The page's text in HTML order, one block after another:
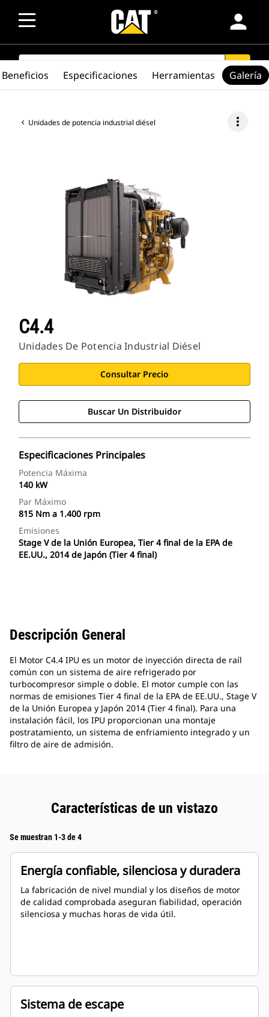
person
SEARCH search
Unidades de potencia industrial diésel more_vert
C4.4
Unidades De Potencia Industrial Diésel
Consultar Precio
Buscar Un Distribuidor
Especificaciones Principales
Potencia Máxima
140 kW
Par Máximo
815 Nm a 1.400 rpm
Emisiones
Stage V de la Unión Europea, Tier 4 final de la EPA de
EE.UU., 2014 de Japón (Tier 4 final)
Beneficios Especificaciones Herramientas Galería
Descripción General
El Motor C4.4 IPU es un motor de inyección directa de raíl
común con un sistema de aire refrigerado por
turbocompresor simple o doble. El motor cumple con las
normas de emisiones Tier 4 final de la EPA de EE.UU., Stage V
de la Unión Europea y Japón 2014 (Tier 4 final). Para una
instalación fácil, los IPU proporcionan una montaje
postratamiento, un sistema de enfriamiento integrado y un
filtro de aire de admisión.
Características de un vistazo
Se muestran 1-3 de 4
Energía confiable, silenciosa y duradera
La fabricación de nivel mundial y los diseños de motor
de calidad comprobada aseguran fiabilidad, operación
silenciosa y muchas horas de vida útil.
Sistema de escape